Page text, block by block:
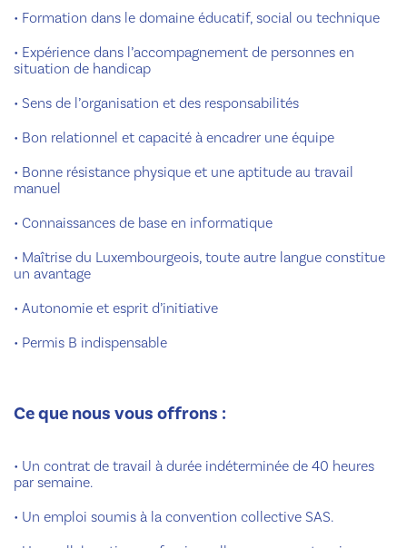
• Formation dans le domaine éducatif, social ou technique
• Expérience dans l’accompagnement de personnes en
situation de handicap
• Sens de l’organisation et des responsabilités
• Bon relationnel et capacité à encadrer une équipe
• Bonne résistance physique et une aptitude au travail
manuel
• Connaissances de base en informatique
• Maîtrise du Luxembourgeois, toute autre langue constitue
un avantage
• Autonomie et esprit d’initiative
• Permis B indispensable
Ce que nous vous offrons :
• Un contrat de travail à durée indéterminée de 40 heures
par semaine.
• Un emploi soumis à la convention collective SAS.